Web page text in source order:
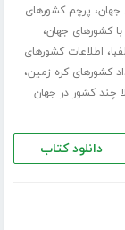
جهان، پرچم کشورهای
کشورهای جهان،
، اطلاعات کشورهای
کشورهای کره زمین،
چند کشور در جهان
دانلود کتاب